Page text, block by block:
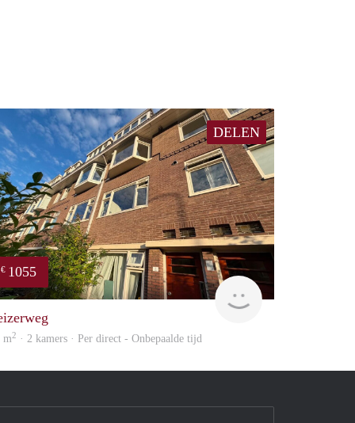
DELEN
€ 1055
GrunoVerhuur
m2 · 2 kamers · Per direct - Onbepaalde tijd